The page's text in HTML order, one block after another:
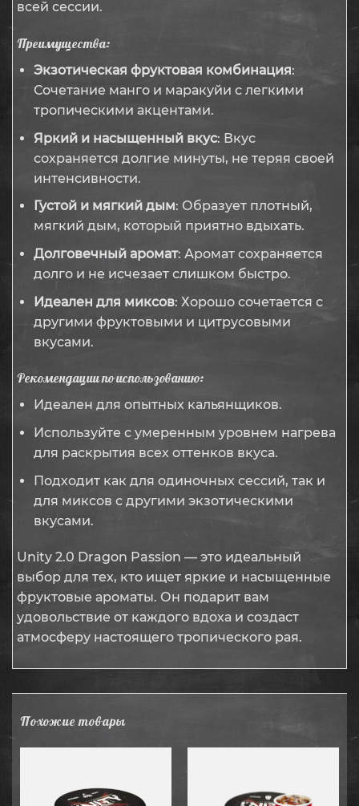
всей сессии.
Преимущества:
Экзотическая фруктовая комбинация:
Сочетание манго и маракуйи с легкими
тропическими акцентами.
Яркий и насыщенный вкус: Вкус
сохраняется долгие минуты, не теряя своей
интенсивности.
Густой и мягкий дым: Образует плотный,
мягкий дым, который приятно вдыхать.
Долговечный аромат: Аромат сохраняется
долго и не исчезает слишком быстро.
Идеален для миксов: Хорошо сочетается с
другими фруктовыми и цитрусовыми
вкусами.
Рекомендации по использованию:
Идеален для опытных кальянщиков.
Используйте с умеренным уровнем нагрева
для раскрытия всех оттенков вкуса.
Подходит как для одиночных сессий, так и
для миксов с другими экзотическими
вкусами.
Unity 2.0 Dragon Passion — это идеальный
выбор для тех, кто ищет яркие и насыщенные
фруктовые ароматы. Он подарит вам
удовольствие от каждого вдоха и создаст
атмосферу настоящего тропического рая.
Похожие товары